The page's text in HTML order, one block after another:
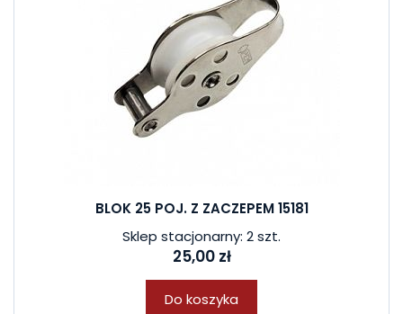
BLOK 25 POJ. Z ZACZEPEM 15181
Sklep stacjonarny: 2 szt.
25,00 zł
Do koszyka